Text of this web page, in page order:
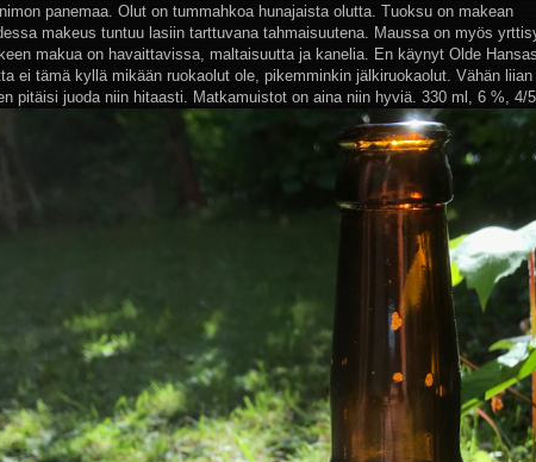
panemaa. Olut on tummahkoa hunajaista olutta. Tuoksu on makean
makeus tuntuu lasiin tarttuvana tahmaisuutena. Maussa on myös
makua on havaittavissa, maltaisuutta ja kanelia. En käynyt Olde
ei tämä kyllä mikään ruokaolut ole, pikemminkin jälkiruokaolut. Vähän liian
pitäisi juoda niin hitaasti. Matkamuistot on aina niin hyviä. 330 ml, 6 %, 4/5